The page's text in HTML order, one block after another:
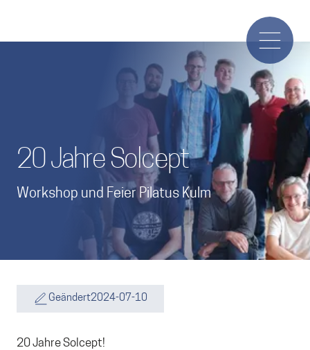
20 Jahre Solcept
Workshop und Feier Pilatus Kulm
Geändert2024-07-10
20 Jahre Solcept!